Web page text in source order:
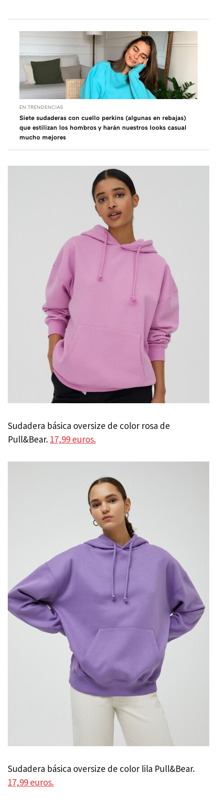
EN TRENDENCIAS
Siete sudaderas con cuello perkins (algunas en rebajas)
que estilizan los hombros y harán nuestros looks casual
mucho mejores
Sudadera básica oversize de color rosa de
Pull&Bear. 17,99 euros.
Sudadera básica oversize de color lila Pull&Bear.
17,99 euros.